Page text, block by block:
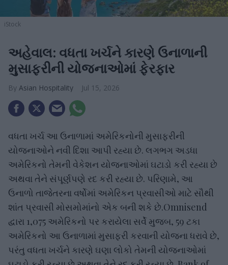
iStock
અહેવાલ: વધતા ખર્ચને કારણે ઉનાળાની
મુસાફરીની યોજનાઓમાં ફેરફાર
Asian Hospitality Jul 15, 2026
વધતા ખર્ચ આ ઉનાળામાં અમેરિકનોની મુસાફરીની
યોજનાઓને નવી દિશા આપી રહ્યા છે. લગભગ અડધા
અમેરિકનો તેમની વેકેશન યોજનાઓમાં ઘટાડો કરી રહ્યા છે
અથવા તેને સંપૂર્ણપણે રદ કરી રહ્યા છે. પરિણામે, આ
ઉનાળો તાજેતરના વર્ષોમાં અમેરિકન પ્રવાસીઓ માટે સૌથી
શાંત પ્રવાસી મોસમોમાંનો એક બની શકે છે.Omnisend
દ્વારા 1,075 અમેરિકનો પર કરાયેલા સર્વે મુજબ, 59 ટકા
અમેરિકનો આ ઉનાળામાં મુસાફરી કરવાની યોજના ધરાવે છે,
પરંતુ વધતા ખર્ચને કારણે ઘણા લોકો તેમની યોજનાઓમાં